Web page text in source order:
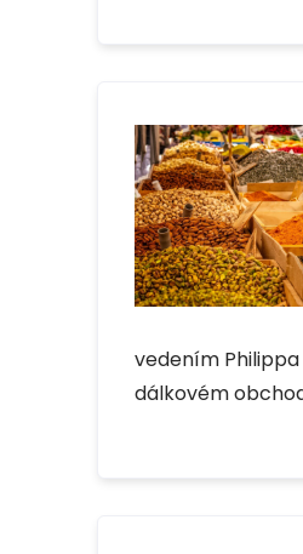
vedením
dálkovém